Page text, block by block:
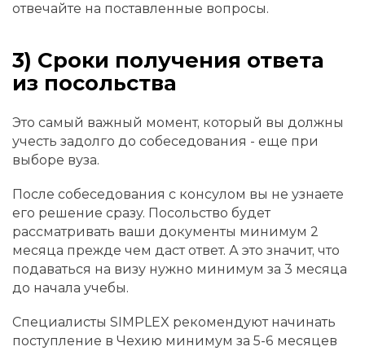
отвечайте на поставленные вопросы.
3) Сроки получения ответа
из посольства
Это самый важный момент, который вы должны
учесть задолго до собеседования - еще при
выборе вуза.
После собеседования с консулом вы не узнаете
его решение сразу. Посольство будет
рассматривать ваши документы минимум 2
месяца прежде чем даст ответ. А это значит, что
подаваться на визу нужно минимум за 3 месяца
до начала учебы.
Специалисты SIMPLEX рекомендуют начинать
поступление в Чехию минимум за 5-6 месяцев